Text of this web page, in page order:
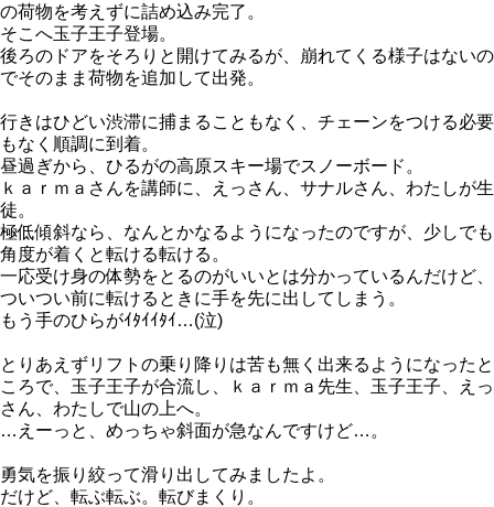
の荷物を考えずに詰め込み完了。
そこへ玉子王子登場。
後ろのドアをそろりと開けてみるが、崩れてくる様子はないの
でそのまま荷物を追加して出発。
行きはひどい渋滞に捕まることもなく、チェーンをつける必要
もなく順調に到着。
昼過ぎから、ひるがの高原スキー場でスノーボード。
ｋａｒｍａさんを講師に、えっさん、サナルさん、わたしが生
徒。
極低傾斜なら、なんとかなるようになったのですが、少しでも
角度が着くと転ける転ける。
一応受け身の体勢をとるのがいいとは分かっているんだけど、
ついつい前に転けるときに手を先に出してしまう。
もう手のひらがｲﾀｲｲﾀｲ…(泣)
とりあえずリフトの乗り降りは苦も無く出来るようになったと
ころで、玉子王子が合流し、ｋａｒｍａ先生、玉子王子、えっ
さん、わたしで山の上へ。
…えーっと、めっちゃ斜面が急なんですけど…。
勇気を振り絞って滑り出してみましたよ。
だけど、転ぶ転ぶ。転びまくり。